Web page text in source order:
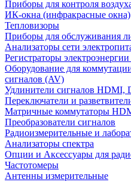
Приборы для контроля
ИК-окна (инфракрасные окна)
Тепловизоры
Приборы для обслуживания
Анализаторы сети
Регистраторы
Оборудование для
сигналов (AV)
Удлинители сигналов
Переключатели и
Матричные коммутаторы
Преобразователи сигналов
Радиоизмерительные и
Анализаторы спектра
Опции и Аксессуары для
Частотомеры
Антенны измерительные